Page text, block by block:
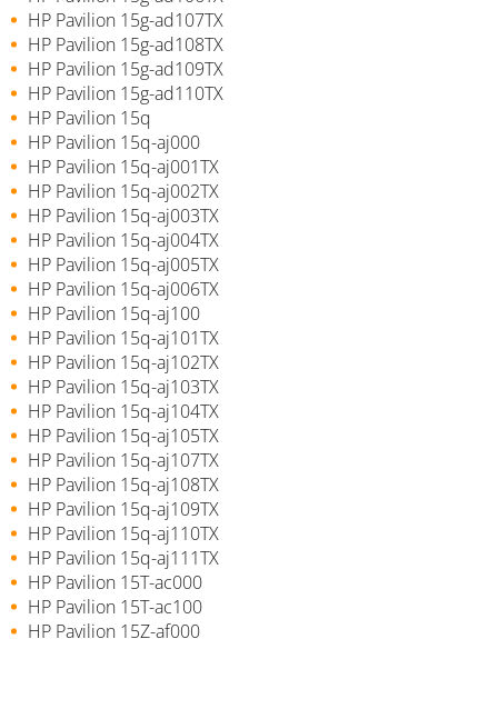
HP Pavilion 15g-ad107TX
HP Pavilion 15g-ad108TX
HP Pavilion 15g-ad109TX
HP Pavilion 15g-ad110TX
HP Pavilion 15q
HP Pavilion 15q-aj000
HP Pavilion 15q-aj001TX
HP Pavilion 15q-aj002TX
HP Pavilion 15q-aj003TX
HP Pavilion 15q-aj004TX
HP Pavilion 15q-aj005TX
HP Pavilion 15q-aj006TX
HP Pavilion 15q-aj100
HP Pavilion 15q-aj101TX
HP Pavilion 15q-aj102TX
HP Pavilion 15q-aj103TX
HP Pavilion 15q-aj104TX
HP Pavilion 15q-aj105TX
HP Pavilion 15q-aj107TX
HP Pavilion 15q-aj108TX
HP Pavilion 15q-aj109TX
HP Pavilion 15q-aj110TX
HP Pavilion 15q-aj111TX
HP Pavilion 15T-ac000
HP Pavilion 15T-ac100
HP Pavilion 15Z-af000